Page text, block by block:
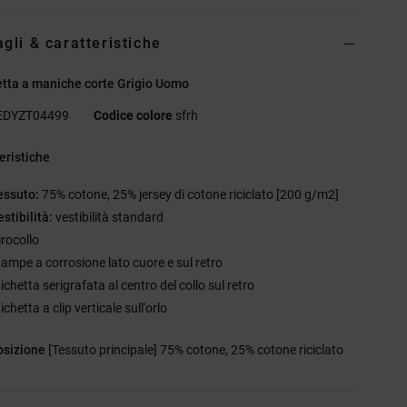
& caratteristiche
a maniche corte Grigio Uomo
Codice colore sfrh
75% cotone, 25% jersey di cotone riciclato [200 g/m2]
vestibilità standard
a corrosione lato cuore e sul retro
serigrafata al centro del collo sul retro
a clip verticale sull'orlo
[Tessuto principale] 75% cotone, 25% cotone riciclato